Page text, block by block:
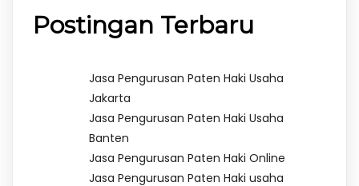
Postingan Terbaru
Jasa Pengurusan Paten Haki Usaha
Jakarta
Jasa Pengurusan Paten Haki Usaha
Banten
Jasa Pengurusan Paten Haki Online
Jasa Pengurusan Paten Haki usaha